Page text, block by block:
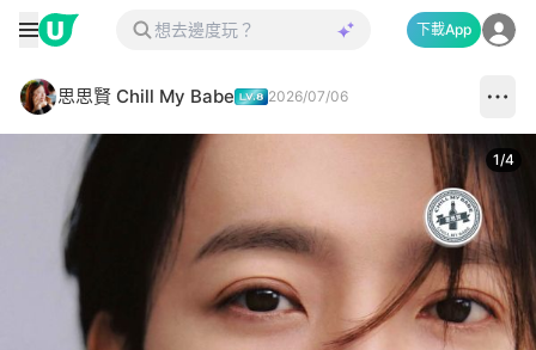
下載App
思思賢 Chill My Babe 2026/07/06
1/4